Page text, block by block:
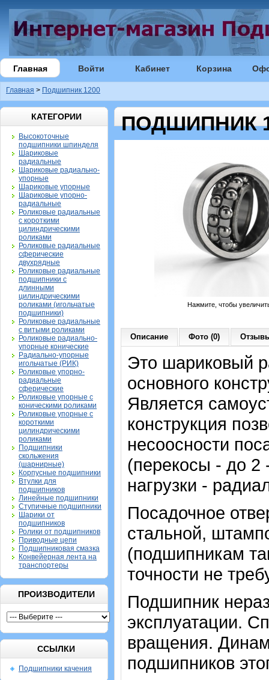
Главная Войти Кабинет Корзина
Главная > Подшипник 1200
КАТЕГОРИИ
Высокоточные
подшипники шпинделя
Шариковые
радиальные
Шариковые радиально-
упорные
Шариковые упорные
Шариковые упорно-
радиальные
Роликовые радиальные
с короткими
цилиндрическими
роликами
Роликовые радиальные
сферические
двухрядные
Роликовые радиальные
подшипники с
длинными
цилиндрическими
роликами (игольчатые
подшипники)
Роликовые радиальные
с витыми роликами
Роликовые радиально-
упорные конические
Радиально-упорные
игольчатые (РИК)
Роликовые упорно-
радиальные
сферические
Роликовые упорные с
коническими роликами
Роликовые упорные с
короткими
цилиндрическими
роликами
Подшипники
скольжения
(шарнирные)
Корпусные подшипники
Втулки для
подшипников
Линейные подшипники
Ступичные подшипники
Шарики от
подшипников
Ролики от подшипников
Приводные цепи
Подшипниковая смазка
Конвейерная лента на
транспортеры
ПРОИЗВОДИТЕЛИ
ССЫЛКИ
Подшипники качения
ПОДШИПНИК
Нажмите, чтобы
Описание Фото (0)
Это шариковый
основного
Является
конструкция
несоосности
(перекосы - до 2
нагрузки -
Посадочное
стальной,
(подшипникам
точности не
Подшипник
эксплуатации.
вращения.
подшипников